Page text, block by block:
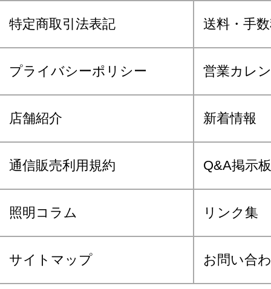
特定商取引法表記 送料・手
プライバシーポリシー 営業カレ
店舗紹介 新着情報
通信販売利用規約 Q&A掲示板
照明コラム リンク集
サイトマップ お問い合